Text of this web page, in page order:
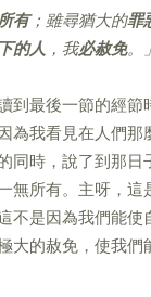
有；雖尋猶大的罪
的人 ，我必赦免。」
到最後一節的經節
為我看見在人們那
同時，說了到那日
無所有。主呀，這
不是因為我們能使
大的赦免，使我們